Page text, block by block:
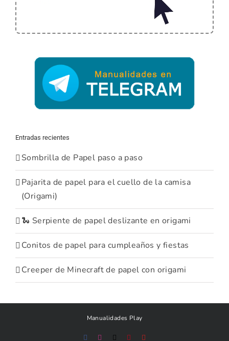
Entradas recientes
Sombrilla de Papel paso a paso
Pajarita de papel para el cuello de la camisa
(Origami)
🐍 Serpiente de papel deslizante en origami
Conitos de papel para cumpleaños y fiestas
Creeper de Minecraft de papel con origami
Manualidades Play
FacebookInstagram Pinterest